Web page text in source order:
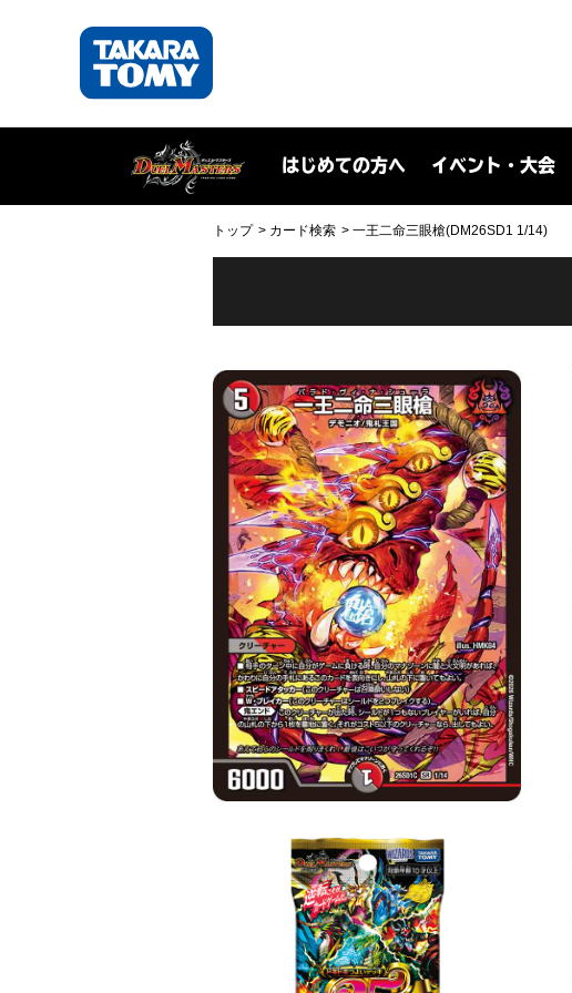
はじめての方へ イベント・大会
トップ カード検索 一王二命三眼槍(DM26SD1 1/14)